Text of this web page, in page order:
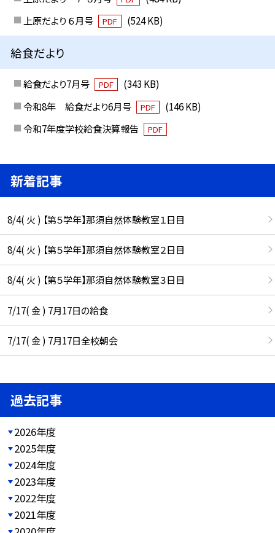
上原だより ６月号
PDF (524 KB)
給食だより
給食だより7月号 PDF
(343 KB)
令和8年 給食だより6月号
PDF
(146 KB)
令和7年度学校給食決算報告
PDF
新着記事
8/4( 火 ) 【第５学年】那須自然体験教室１日目
8/4( 火 ) 【第５学年】那須自然体験教室２日目
8/4( 火 ) 【第５学年】那須自然体験教室３日目
7/17( 金 ) 7月17日の給食
7/17( 金 ) 7月17日全校朝会
過去記事
2026年度
2025年度
2024年度
2023年度
2022年度
2021年度